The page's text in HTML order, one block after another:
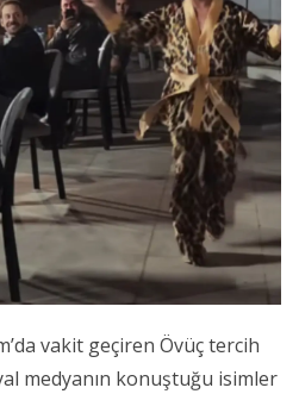
vakit geçiren Övüç tercih
medyanın konuştuğu isimler